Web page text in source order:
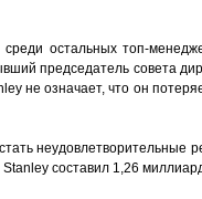
остальных топ-
председатель совета
не означает, что он
неудовлетворительные
составил 1,26